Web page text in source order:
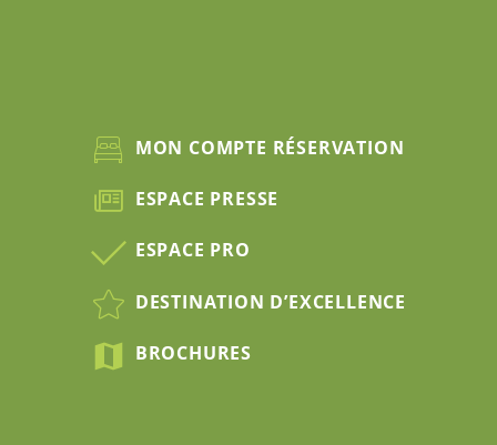
MON COMPTE RÉSERVATION
ESPACE PRESSE
ESPACE PRO
DESTINATION D’EXCELLENCE
BROCHURES